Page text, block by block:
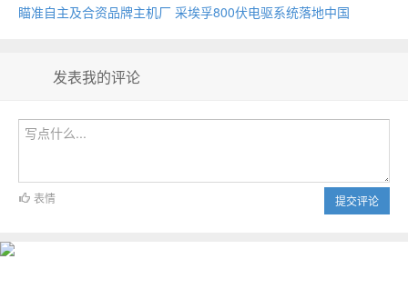
瞄准自主及合资品牌主机厂 采埃孚800伏电驱系统落地中国
发表我的评论
提交评论
表情